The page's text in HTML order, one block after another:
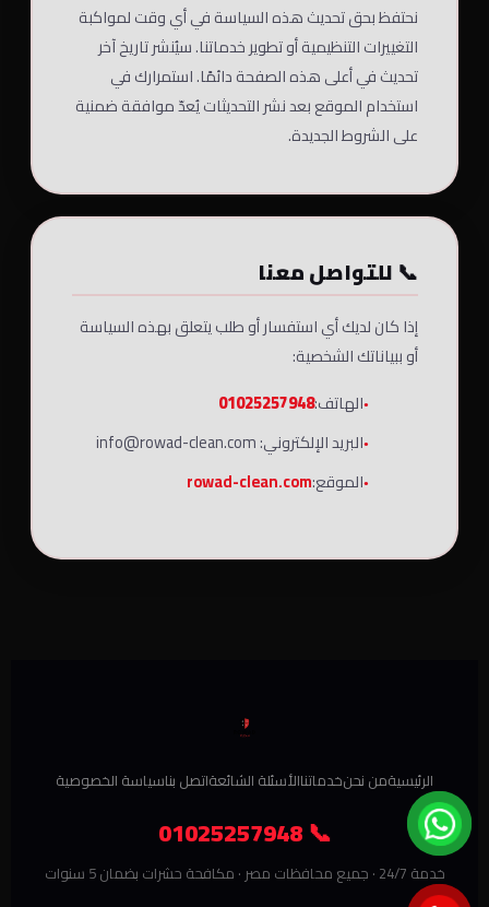
نحتفظ بحق تحديث هذه السياسة في أي وقت لمواكبة
التغييرات التنظيمية أو تطوير خدماتنا. سيُنشر تاريخ آخر
تحديث في أعلى هذه الصفحة دائمًا. استمرارك في
استخدام الموقع بعد نشر التحديثات يُعدّ موافقة ضمنية
على الشروط الجديدة.
📞 للتواصل معنا
إذا كان لديك أي استفسار أو طلب يتعلق بهذه السياسة
أو ببياناتك الشخصية:
الهاتف:01025257948
البريد الإلكتروني: info@rowad-clean.com
الموقع:rowad-clean.com
الرئيسيةمن نحنخدماتناالأسئلة الشائعةاتصل بناسياسة الخصوصية
📞 01025257948
خدمة 24/7 · جميع محافظات مصر · مكافحة حشرات بضمان 5 سنوات